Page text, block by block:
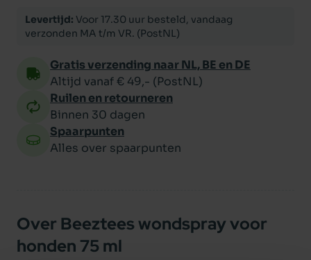
Levertijd: Voor 17.30 uur besteld, vandaag
verzonden MA t/m VR. (PostNL)
Gratis verzending naar NL, BE en DE
Altijd vanaf € 49,- (PostNL)
Ruilen en retourneren
Binnen 30 dagen
Spaarpunten
Alles over spaarpunten
Over Beeztees wondspray voor
honden 75 ml